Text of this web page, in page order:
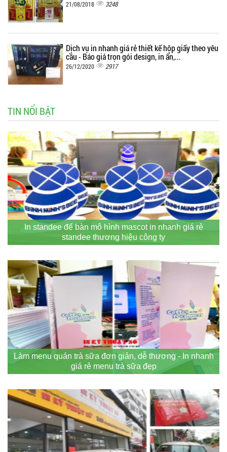
21/08/2018 3248
Dịch vụ in nhanh giá rẻ thiết kế hộp giấy theo yêu
cầu - Báo giá trọn gói design, in ấn,...
26/12/2020 2917
TIN NỔI BẬT
In standee để bàn mô hình mascot in nhanh giá rẻ
standee thương hiệu công ty
Làm menu quán trà sữa đơn giản, dễ thương - In nhanh
giá rẻ menu trà sữa đẹp